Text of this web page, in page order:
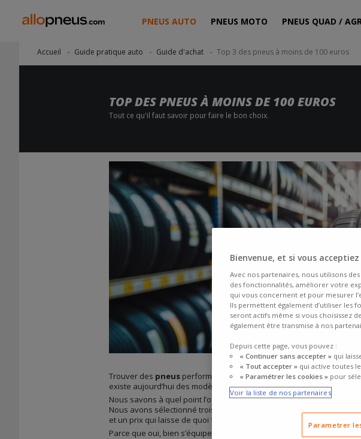
PNEUS AUTO PNEUS MOTO PNEUS QUAD /
Accueil Guide pratique auto Guide d'achat Top 3 des pneus à moins de 100 euros
TOP DES PNEUS À MOINS DE 100 EUROS
Tout ce qu'il faut savoir pour faire le bon choix.
Trouver des pneus performants sans dépasser son budget, c’est
existe aujourd’hui des modèles fiables, bien notés, et adaptés à un
Nous savons à quel point l’offre peut sembler complexe quand il
Nous avons sélectionné trois modèles ayant les
et un prix qui laisse de quoi faire le plein.
Parce que oui, bien s’équiper sans trop dépenser, c’est aussi ça
Bienvenue, et si vous
Avec nos partenaires, nous utilisons
des fonctionnalités, améliorer votre
qui vous concernent et pour mesurer
Ils permettent également d’utiliser les
seront actifs même si vous choisissez
également être transmise à nos
Depuis cette page, vous pouvez :
« Continuer sans accepter » qui
« Tout accepter » qui active toutes
« Paramétrer les cookies » pour
Voir la liste de nos partenaires
Parametrer